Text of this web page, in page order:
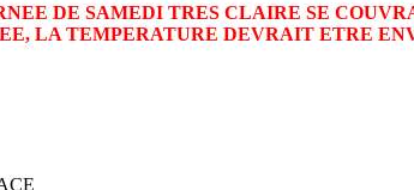
DE SAMEDI TRES CLAIRE SE
LA TEMPERATURE DEVRAIT ETRE